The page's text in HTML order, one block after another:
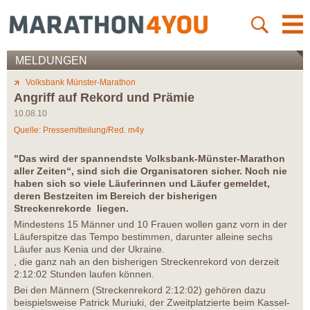
MELDUNGEN
Volksbank Münster-Marathon
Angriff auf Rekord und Prämie
10.08.10
Quelle: Pressemitteilung/Red. m4y
"Das wird der spannendste Volksbank-Münster-Marathon
aller Zeiten“, sind sich die Organisatoren sicher. Noch nie
haben sich so viele Läuferinnen und Läufer gemeldet,
deren Bestzeiten im Bereich der bisherigen
Streckenrekorde liegen.
Mindestens 15 Männer und 10 Frauen wollen ganz vorn in der
Läuferspitze das Tempo bestimmen, darunter alleine sechs
Läufer aus Kenia und der Ukraine.
, die ganz nah an den bisherigen Streckenrekord von derzeit
2:12:02 Stunden laufen können.
Bei den Männern (Streckenrekord 2:12:02) gehören dazu
beispielsweise Patrick Muriuki, der Zweitplatzierte beim Kassel-